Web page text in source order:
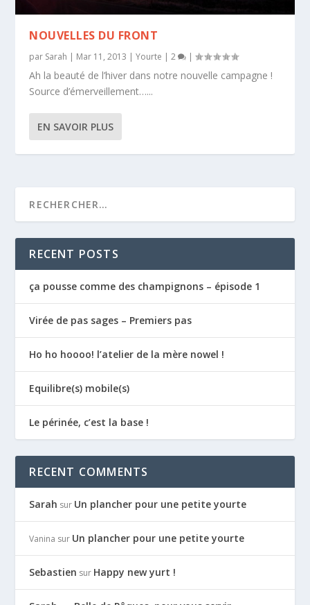
NOUVELLES DU FRONT
par Sarah | Mar 11, 2013 |Yourte |2 |
Ah la beauté de l’hiver dans notre nouvelle campagne !
Source d’émerveillement…...
EN SAVOIR PLUS
RECENT POSTS
ça pousse comme des champignons – épisode 1
Virée de pas sages – Premiers pas
Ho ho hoooo! l’atelier de la mère nowel !
Equilibre(s) mobile(s)
Le périnée, c’est la base !
RECENT COMMENTS
Sarah sur Un plancher pour une petite yourte
Vanina sur Un plancher pour une petite yourte
Sebastien sur Happy new yurt !